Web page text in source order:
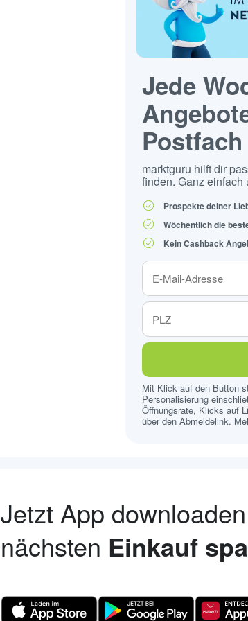
Jede
Postfach
marktguru hilft dir
finden. Ganz einfach
Prospekte deiner
Wöchentlich die
Kein Cashback
Mit Klick auf den Button
Personalisierung
Öffnungsrate, Klicks auf
über den Abmeldelink.
Jetzt App
nächsten Einkauf